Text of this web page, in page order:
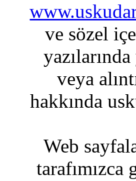
ve sözel
veya
hakkında
Web